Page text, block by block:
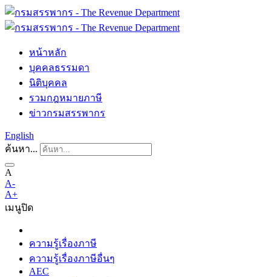
หน้าหลัก
บุคคลธรรมดา
นิติบุคคล
รวมกฎหมายภาษี
ข่าวกรมสรรพากร
English
ค้นหา...
A
A-
A+
เมนูปิด
ความรู้เรื่องภาษี
ความรู้เรื่องภาษีอื่นๆ
AEC